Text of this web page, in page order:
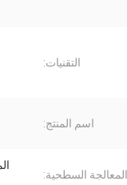
التقنيات:
اسم المنتج:
المعالجة السطحية: